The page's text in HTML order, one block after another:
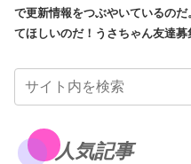
で更新情報をつぶやいているの
てほしいのだ！うさちゃん友達募
人気記事